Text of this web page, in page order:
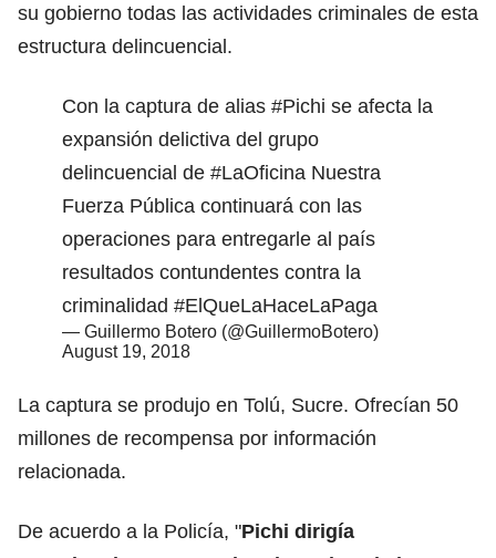
su gobierno todas las actividades criminales de esta
estructura delincuencial.
Con la captura de alias #Pichi se afecta la
expansión delictiva del grupo
delincuencial de #LaOficina Nuestra
Fuerza Pública continuará con las
operaciones para entregarle al país
resultados contundentes contra la
criminalidad #ElQueLaHaceLaPaga
— Guillermo Botero (@GuillermoBotero)
August 19, 2018
La captura se produjo en Tolú, Sucre. Ofrecían 50
millones de recompensa por información
relacionada.
De acuerdo a la Policía, "Pichi dirigía